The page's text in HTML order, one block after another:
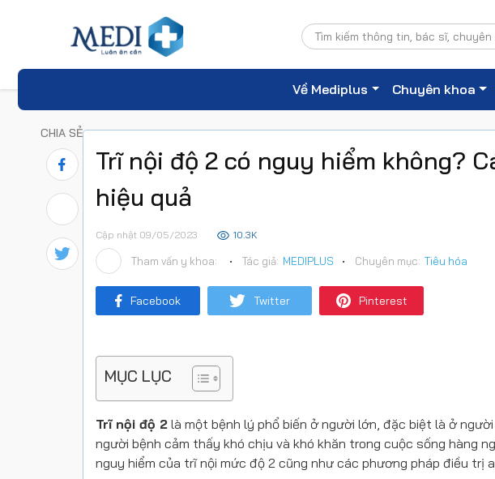
Về Mediplus Chuyên khoa
Trĩ nội độ 2 có nguy hiểm không?
hiệu quả
Cập nhật 09/05/2023 10.3K
Tham vấn y khoa: • Tác giả: MEDIPLUS • Chuyên mục: Tiêu hóa
Facebook Twitter Pinterest
MỤC LỤC
Trĩ nội độ 2 là một bệnh lý phổ biến ở người lớn, đặc biệt là ở
người bệnh cảm thấy khó chịu và khó khăn trong cuộc sống hàng
nguy hiểm của trĩ nội mức độ 2 cũng như các phương pháp điều trị
CHIA SẺ